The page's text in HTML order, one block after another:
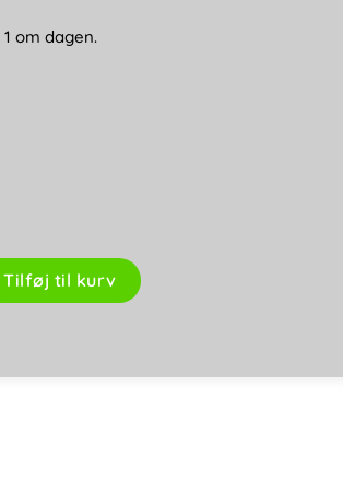
om dagen.
Tilføj til kurv